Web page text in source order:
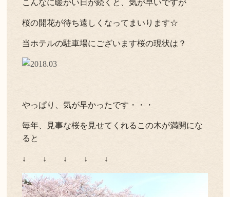
こんなに暖かい日が続くと、気が早いですが
桜の開花が待ち遠しくなってまいります☆
当ホテルの駐車場にございます桜の現状は？
やっぱり、気が早かったです・・・
毎年、見事な桜を見せてくれるこの木が満開にな
ると
↓ ↓ ↓ ↓ ↓